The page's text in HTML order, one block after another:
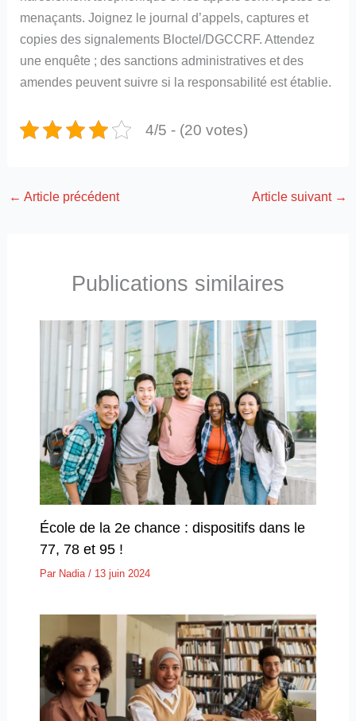
menaçants. Joignez le journal d’appels, captures et
copies des signalements Bloctel/DGCCRF. Attendez
une enquête ; des sanctions administratives et des
amendes peuvent suivre si la responsabilité est établie.
4/5 - (20 votes)
← Article précédent Article suivant →
Publications similaires
École de la 2e chance : dispositifs dans le
77, 78 et 95 !
Par Nadia / 13 juin 2024